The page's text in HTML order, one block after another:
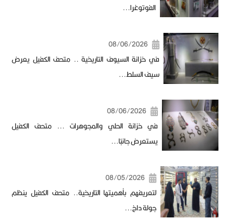
الفوتوغرا...
08/06/2026
في خزانة السيوف التاريخية .. متحف الكفيل يعرض
سيف السلط...
08/06/2026
في خزانة الحلي والمجوهرات ... متحف الكفيل
يستعرض جانبًا...
08/05/2026
لتعريفهم بأهميتها التاريخية.. متحف الكفيل ينظم
جولة داخ...